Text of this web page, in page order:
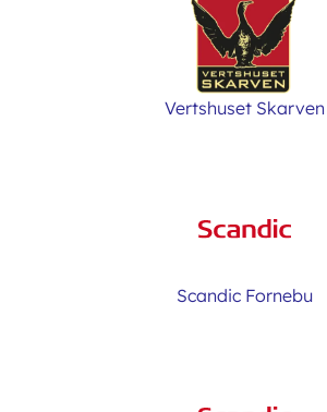
Vertshuset Skarven
Scandic Fornebu